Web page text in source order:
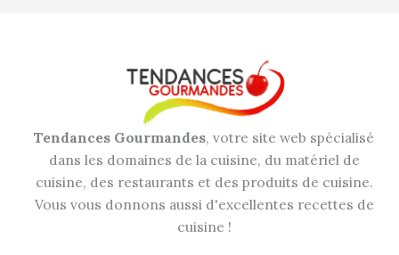
Tendances Gourmandes, votre site web spécialisé
dans les domaines de la cuisine, du matériel de
cuisine, des restaurants et des produits de cuisine.
Vous vous donnons aussi d'excellentes recettes de
cuisine !